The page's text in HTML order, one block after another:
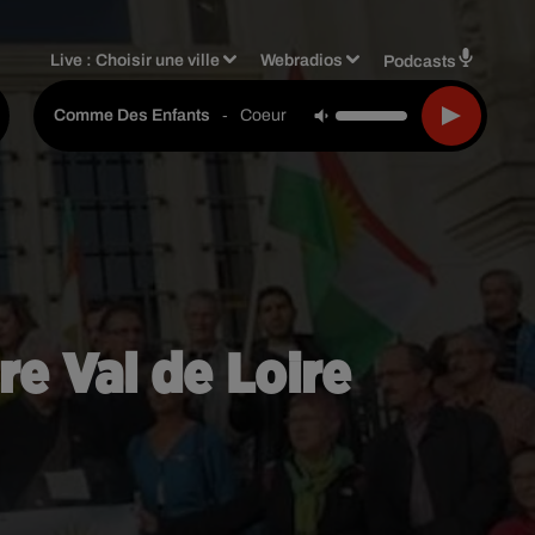
Live :Choisir une ville Webradios Podcasts
Comme Des Enfants - Coeur De Pirate
Val de Loire